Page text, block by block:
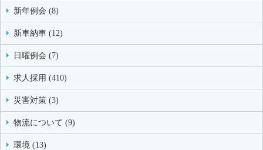
新年例会 (8)
新車納車 (12)
日曜例会 (7)
求人採用 (410)
災害対策 (3)
物流について (9)
環境 (13)